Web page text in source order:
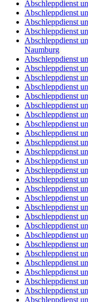
Abschleppdienst
Abschleppdienst
Abschleppdienst
Abschleppdienst
Abschleppdienst
Naumburg
Abschleppdienst
Abschleppdienst
Abschleppdienst
Abschleppdienst
Abschleppdienst
Abschleppdienst
Abschleppdienst
Abschleppdienst
Abschleppdienst
Abschleppdienst
Abschleppdienst
Abschleppdienst
Abschleppdienst
Abschleppdienst
Abschleppdienst
Abschleppdienst
Abschleppdienst
Abschleppdienst
Abschleppdienst
Abschleppdienst
Abschleppdienst
Abschleppdienst
Abschleppdienst
Abschleppdienst
Abschleppdienst
Abschleppdienst
Abschleppdienst